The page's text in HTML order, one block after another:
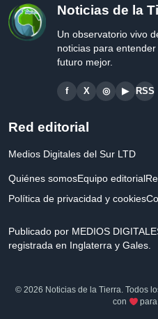
Noticias de la
Un observatorio vivo
noticias para
futuro mejor.
f X ◎ ▶ RSS
Red editorial
Medios Digitales del Sur LTD
Quiénes somosEquipo editorial
Política de privacidad y cookies
Publicado por MEDIOS
registrada en Inglaterra y Gales.
© 2026 Noticias de la Tierra. Todos
con